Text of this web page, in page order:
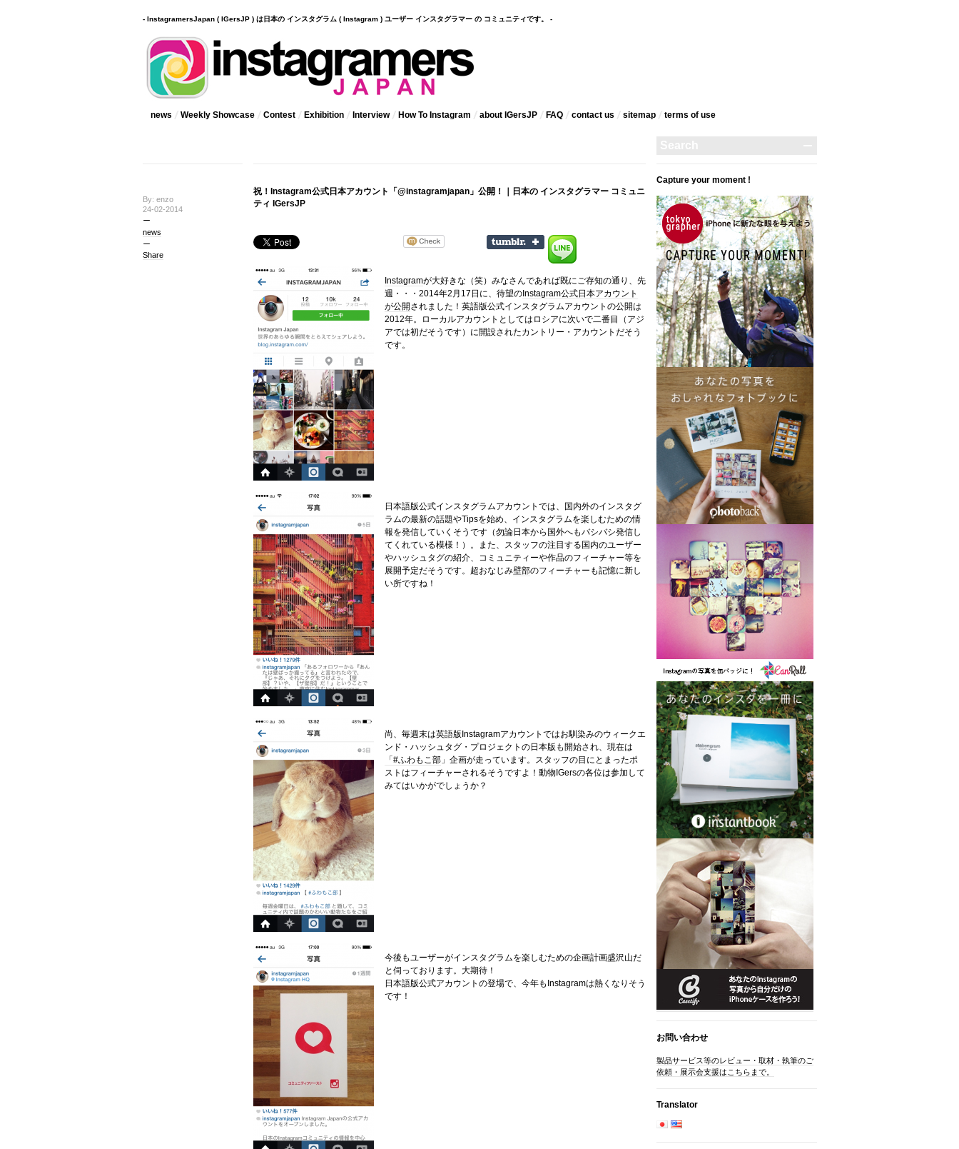
- InstagramersJapan ( IGersJP ) は日本の インスタグラム ( Instagram ) ユーザー インスタグラマー の コミュニティです。 -
news Weekly Showcase Contest Exhibition Interview How To Instagram about IGersJP FAQ contact us sitemap terms‎ of use
By: enzo
24-02-2014
news
Share
祝！Instagram公式日本アカウント「@instagramjapan」公開！｜日本の インスタグラマー コミュニ
ティ IGersJP
Instagramが大好きな（笑）みなさんであれば既にご存知の通り、先
週・・・2014年2月17日に、待望のInstagram公式日本アカウント
が公開されました！英語版公式インスタグラムアカウントの公開は
2012年。ローカルアカウントとしてはロシアに次いで二番目（アジ
アでは初だそうです）に開設されたカントリー・アカウントだそう
です。
日本語版公式インスタグラムアカウントでは、国内外のインスタグ
ラムの最新の話題やTipsを始め、インスタグラムを楽しむための情
報を発信していくそうです（勿論日本から国外へもバシバシ発信し
てくれている模様！）。また、スタッフの注目する国内のユーザー
やハッシュタグの紹介、コミュニティーや作品のフィーチャー等を
展開予定だそうです。超おなじみ壁部のフィーチャーも記憶に新し
い所ですね！
尚、毎週末は英語版Instagramアカウントではお馴染みのウィークエ
ンド・ハッシュタグ・プロジェクトの日本版も開始され、現在は
「#ふわもこ部」企画が走っています。スタッフの目にとまったポ
ストはフィーチャーされるそうですよ！動物IGersの各位は参加して
みてはいかがでしょうか？
今後もユーザーがインスタグラムを楽しむための企画計画盛沢山だ
と伺っております。大期待！
日本語版公式アカウントの登場で、今年もInstagramは熱くなりそう
です！
Capture your moment !
お問い合わせ
製品サービス等のレビュー・取材・執筆のご
依頼・展示会支援はこちらまで。
Translator